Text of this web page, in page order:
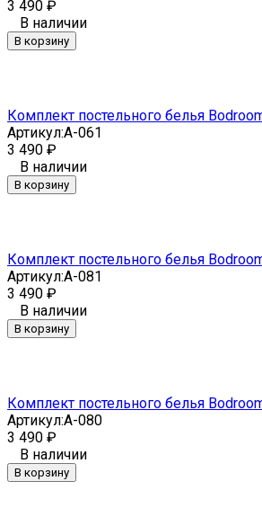
3 490 ₽
В наличии
В корзину
Комплект постельного белья
Артикул:A-061
3 490 ₽
В наличии
В корзину
Комплект постельного белья
Артикул:A-081
3 490 ₽
В наличии
В корзину
Комплект постельного белья
Артикул:A-080
3 490 ₽
В наличии
В корзину